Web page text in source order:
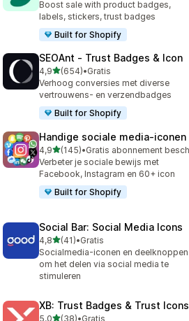
Boost sale with product badges,
labels, stickers, trust badges
Built for Shopify
SEOAnt ‑ Trust Badges & Icon
4,9van 5 sterren
(654)
654 recensies in totaal
•Gratis
Verhoog conversies met diverse
vertrouwens- en verzendbadges
Built for Shopify
Handige sociale media‑iconen
4,9van 5 sterren
(145)
145 recensies in totaal
•
Verbeter je sociale bewijs met
Facebook, Instagram en 60+ icon
Built for Shopify
Social Bar: Social Media Icons
4,8van 5 sterren
(41)
41 recensies in totaal
•Gratis
Socialmedia-iconen en deelknoppen
om het delen via social media te
stimuleren
XB: Trust Badges & Trust Icons
5,0van 5 sterren
(38)•Gratis